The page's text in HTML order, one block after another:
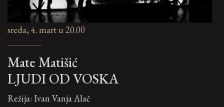
sreda, 4. mart u 20.00
Mate Matišić
LJUDI OD VOSKA
Režija: Ivan Vanja Alač